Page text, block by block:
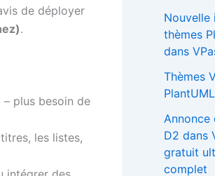
de déployer
.
plus besoin de
les listes,
Nouvelle
thèmes
dans
Thèmes
PlantUML
D2 dans
gratuit
complet